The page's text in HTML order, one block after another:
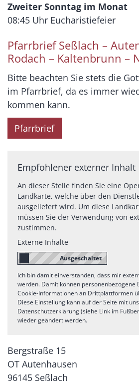
Zweiter Sonntag im Monat
08:45 Uhr Eucharistiefeier
Pfarrbrief Seßlach –
Rodach – Kaltenbrunn –
Bitte beachten Sie stets die
im Pfarrbrief, da es immer
kommen kann.
Pfarrbrief
Empfohlener externer Inhalt
An dieser Stelle finden Sie eine
Landkarte, welche über den
ausgeliefert wird. Um diese
müssen Sie der Verwendung von
zustimmen.
Externe Inhalte
Ich bin damit einverstanden, dass mir
werden. Damit können personenbezogene
Cookie-Informationen an Drittplattformen
Diese Einstellung kann auf der Seite mit
Datenschutzerklärung (siehe Link im
wieder geändert werden.
Bergstraße 15
OT Autenhausen
96145 Seßlach